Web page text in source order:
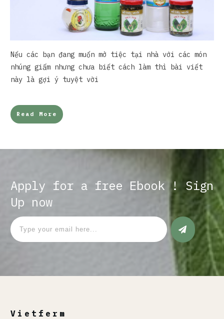
Nếu các bạn đang muốn mở tiệc tại nhà với các món
nhúng giấm nhưng chưa biết cách làm thì bài viết
này là gợi ý tuyệt vời
Read More
Apply for a free Ebook ! Sign
Up now
Vietferm